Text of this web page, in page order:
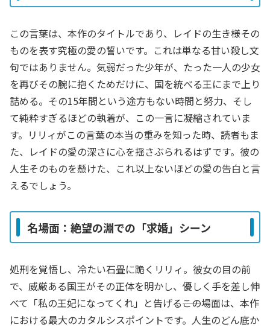
この言葉は、本作のタイトルであり、レイドの生き様その
ものを表す究極の愛の誓いです。これは単なる甘い殺し文
句ではありません。気弱だった少年が、たった一人の少女
を再びその腕に抱くためだけに、国を統べる王にまで上り
詰める。その15年間という途方もない時間と努力、そし
て純粋すぎるほどの執着が、この一言に凝縮されていま
す。リリィがこの言葉の本当の重みを知った時、読者もま
た、レイドの愛の深さに心を揺さぶられるはずです。彼の
人生そのものを懸けた、これ以上ないほどの愛の告白と言
えるでしょう。
名場面：絶望の淵での「求婚」シーン
処刑を覚悟し、冷たい石畳に跪くリリィ。彼女の目の前
で、威厳ある国王がその正体を明かし、優しく手を差し伸
べて「私の王妃になってくれ」と告げる――この場面は、本作
における最大のカタルシスポイントです。人生のどん底か